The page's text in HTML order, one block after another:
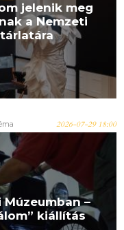
jelenik meg
a Nemzeti
2026-07-29 18:00
Múzeumban –
kiállítás